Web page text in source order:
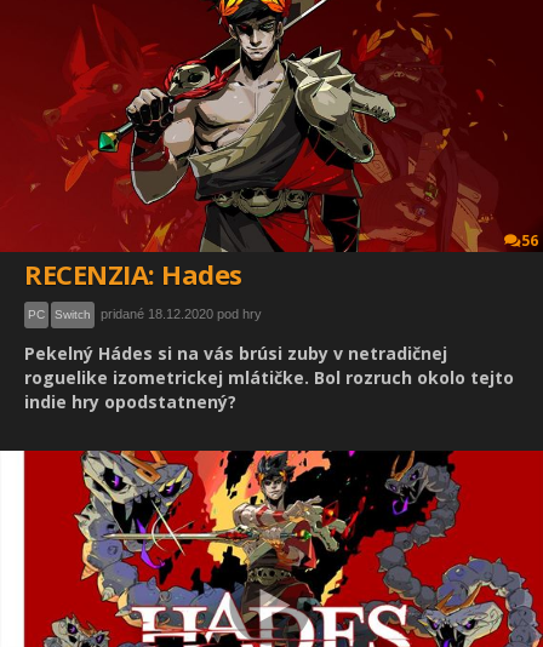
56
RECENZIA: Hades
PC Switch pridané 18.12.2020 pod hry
Pekelný Hádes si na vás brúsi zuby v netradičnej
roguelike izometrickej mlátičke. Bol rozruch okolo tejto
indie hry opodstatnený?